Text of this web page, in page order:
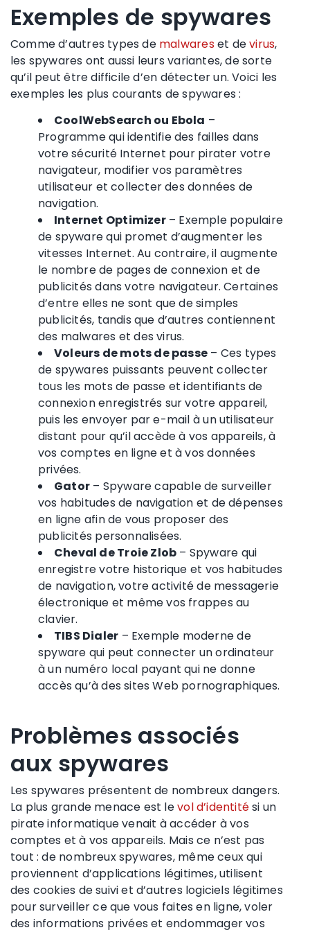
Exemples de spywares
Comme d’autres types de malwareset devirus,
les spywares ont aussi leurs variantes, de sorte
qu’il peut être difficile d’en détecter un. Voici les
exemples les plus courants de spywares :
CoolWebSearch ou Ebola –
Programme qui identifie des failles dans
votre sécurité Internet pour pirater votre
navigateur, modifier vos paramètres
utilisateur et collecter des données de
navigation.
Internet Optimizer– Exemple populaire
de spyware qui promet d’augmenter les
vitesses Internet. Au contraire, il augmente
le nombre de pages de connexion et de
publicités dans votre navigateur. Certaines
d’entre elles ne sont que de simples
publicités, tandis que d’autres contiennent
des malwares et des virus.
Voleurs de mots de passe – Ces types
de spywares puissants peuvent collecter
tous les mots de passe et identifiants de
connexion enregistrés sur votre appareil,
puis les envoyer par e-mail à un utilisateur
distant pour qu’il accède à vos appareils, à
vos comptes en ligne et à vos données
privées.
Gator – Spyware capable de surveiller
vos habitudes de navigation et de dépenses
en ligne afin de vous proposer des
publicités personnalisées.
Cheval de Troie Zlob – Spyware qui
enregistre votre historique et vos habitudes
de navigation, votre activité de messagerie
électronique et même vos frappes au
clavier.
TIBS Dialer – Exemple moderne de
spyware qui peut connecter un ordinateur
à un numéro local payant qui ne donne
accès qu’à des sites Web pornographiques.
Problèmes associés
aux spywares
Les spywares présentent de nombreux dangers.
La plus grande menace est levol d’identitési un
pirate informatique venait à accéder à vos
comptes et à vos appareils. Mais ce n’est pas
tout : de nombreux spywares, même ceux qui
proviennent d’applications légitimes, utilisent
des cookies de suivi et d’autres logiciels légitimes
pour surveiller ce que vous faites en ligne, voler
des informations privées et endommager vos